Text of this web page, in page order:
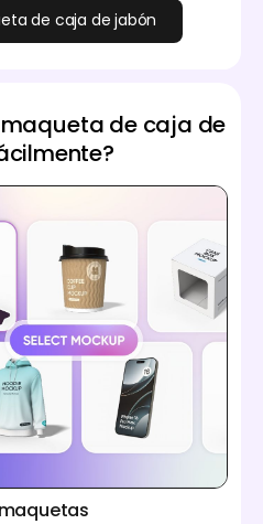
de caja de jabón
de caja de